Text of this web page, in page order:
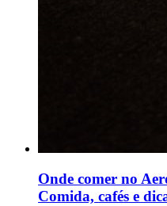
Onde comer no
Comida, cafés e